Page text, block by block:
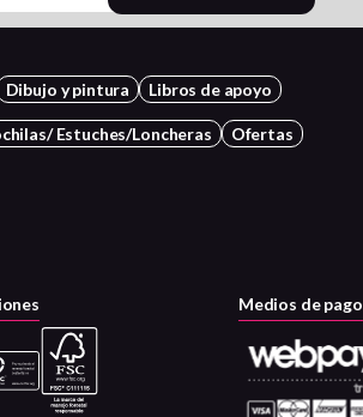
Dibujo y pintura Libros de apoyo
Estuches/Loncheras Ofertas
Medios de pago